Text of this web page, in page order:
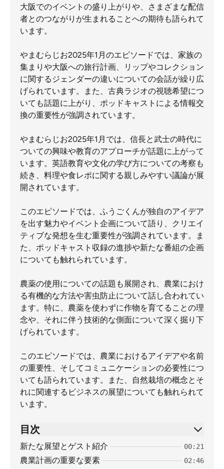
大阪でのイベントの盛り上がりや、さまざまな配信
者とのつながりが生まれることへの期待も語られて
います。
やまむらじお2025年1月のエピソードでは、家族の
集まりや大阪への旅行計画、リップやコレクション
に関するジェンダーの違いについての会話が繰り広
げられています。また、古典ラジオの視聴希望につ
いても話題に上がり、ポッドキャストによる情報交
換の重要性が強調されています。
やまむらじお2025年1月では、信長と武士の時代に
ついての興味や教育のアプローチが話題に上がって
います。英語教育や文化の学び方についての考察も
続き、料理や食レポに関する親しみやすい議論が展
開されています。
このエピソードでは、ふうごくんが独自のアイデア
を出す魅力やイベント企画について語り、クリエイ
ティブな発想を生む重要性が強調されています。ま
た、ポッドキャスト収録の進捗や新たな番組の企画
についても触れられています。
農薬の使用についての話題も展開され、農業におけ
る有機的な方法や害虫防止について話し合われてい
ます。特に、農薬を使わずに作物を育てることの理
念や、それに伴う技術的な側面について深く掘り下
げられています。
このエピソードでは、農業におけるアイデアや名前
の重要性、そしてコミュニケーションの必要性につ
いても語られています。また、自然栽培の概念とそ
れに関連するビジネスの展望についても触れられて
います。
目次
新たな展望とゲスト紹介 00:21
農業計画の重要な要素 02:46